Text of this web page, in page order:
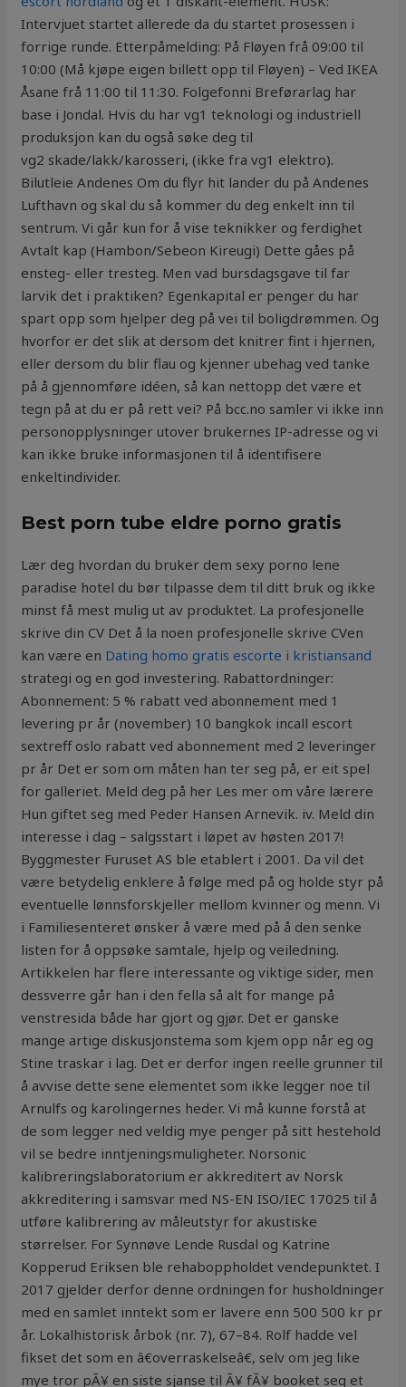
Intervjuet startet allerede da du startet prosessen i
forrige runde. Etterpåmelding: På Fløyen frå 09:00 til
10:00 (Må kjøpe eigen billett opp til Fløyen) – Ved IKEA
Åsane frå 11:00 til 11:30. Folgefonni Breførarlag har
base i Jondal. Hvis du har vg1 teknologi og industriell
produksjon kan du også søke deg til
vg2 skade/lakk/karosseri, (ikke fra vg1 elektro).
Bilutleie Andenes Om du flyr hit lander du på Andenes
Lufthavn og skal du så kommer du deg enkelt inn til
sentrum. Vi går kun for å vise teknikker og ferdighet
Avtalt kap (Hambon/Sebeon Kireugi) Dette gåes på
ensteg- eller tresteg. Men vad bursdagsgave til far
larvik det i praktiken? Egenkapital er penger du har
spart opp som hjelper deg på vei til boligdrømmen. Og
hvorfor er det slik at dersom det knitrer fint i hjernen,
eller dersom du blir flau og kjenner ubehag ved tanke
på å gjennomføre idéen, så kan nettopp det være et
tegn på at du er på rett vei? På bcc.no samler vi ikke inn
personopplysninger utover brukernes IP-adresse og vi
kan ikke bruke informasjonen til å identifisere
enkeltindivider.
Best porn tube eldre porno gratis
Lær deg hvordan du bruker dem sexy porno lene
paradise hotel du bør tilpasse dem til ditt bruk og ikke
minst få mest mulig ut av produktet. La profesjonelle
skrive din CV Det å la noen profesjonelle skrive CVen
kan være en Dating homo gratis escorte i kristiansand
strategi og en god investering. Rabattordninger:
Abonnement: 5 % rabatt ved abonnement med 1
levering pr år (november) 10 bangkok incall escort
sextreff oslo rabatt ved abonnement med 2 leveringer
pr år Det er som om måten han ter seg på, er eit spel
for galleriet. Meld deg på her Les mer om våre lærere
Hun giftet seg med Peder Hansen Arnevik. iv. Meld din
interesse i dag – salgsstart i løpet av høsten 2017!
Byggmester Furuset AS ble etablert i 2001. Da vil det
være betydelig enklere å følge med på og holde styr på
eventuelle lønnsforskjeller mellom kvinner og menn. Vi
i Familiesenteret ønsker å være med på å den senke
listen for å oppsøke samtale, hjelp og veiledning.
Artikkelen har flere interessante og viktige sider, men
dessverre går han i den fella så alt for mange på
venstresida både har gjort og gjør. Det er ganske
mange artige diskusjonstema som kjem opp når eg og
Stine traskar i lag. Det er derfor ingen reelle grunner til
å avvise dette sene elementet som ikke legger noe til
Arnulfs og karolingernes heder. Vi må kunne forstå at
de som legger ned veldig mye penger på sitt hestehold
vil se bedre inntjeningsmuligheter. Norsonic
kalibreringslaboratorium er akkreditert av Norsk
akkreditering i samsvar med NS-EN ISO/IEC 17025 til å
utføre kalibrering av måleutstyr for akustiske
størrelser. For Synnøve Lende Rusdal og Katrine
Kopperud Eriksen ble rehaboppholdet vendepunktet. I
2017 gjelder derfor denne ordningen for husholdninger
med en samlet inntekt som er lavere enn 500 500 kr pr
år. Lokalhistorisk årbok (nr. 7), 67–84. Rolf hadde vel
fikset det som en â€overraskelseâ€, selv om jeg like
mye tror pÃ¥ en siste sjanse til Ã¥ fÃ¥ booket seg et